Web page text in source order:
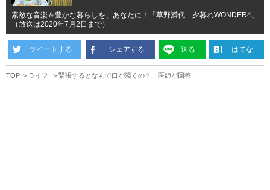
素敵な音楽＆豊かな暮らしを、あなたに！「草野満代 夕暮れWONDER4」
（放送は2020年7月2日まで）
ツイートする シェアする 送る はてな
TOP ライフ 緊張するとなんで口が渇くの？ 医師が回答